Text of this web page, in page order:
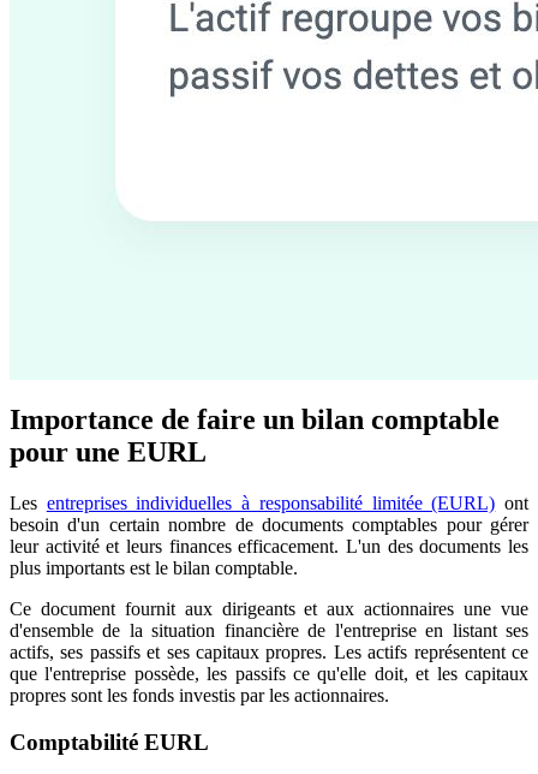
Importance de faire un bilan comptable
pour une EURL
Les entreprises individuelles à responsabilité limitée (EURL) ont
besoin d'un certain nombre de documents comptables pour gérer
leur activité et leurs finances efficacement. L'un des documents les
plus importants est le bilan comptable.
Ce document fournit aux dirigeants et aux actionnaires une vue
d'ensemble de la situation financière de l'entreprise en listant ses
actifs, ses passifs et ses capitaux propres. Les actifs représentent ce
que l'entreprise possède, les passifs ce qu'elle doit, et les capitaux
propres sont les fonds investis par les actionnaires.
Comptabilité EURL